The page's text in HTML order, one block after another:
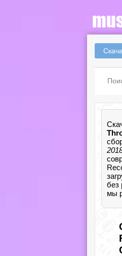
без
мы